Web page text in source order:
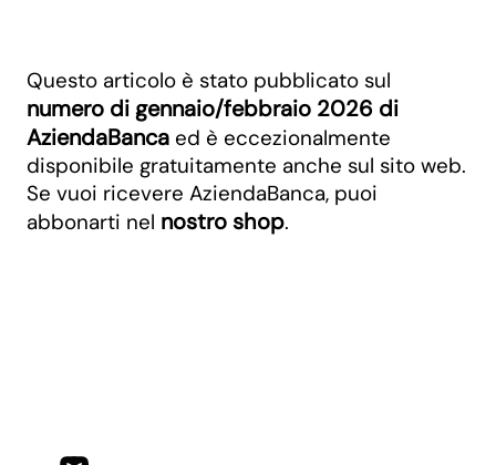
Questo articolo è stato pubblicato sul
numero di gennaio/febbraio 2026 di
AziendaBanca ed è eccezionalmente
disponibile gratuitamente anche sul sito web.
Se vuoi ricevere AziendaBanca, puoi
abbonarti nel nostro shop.